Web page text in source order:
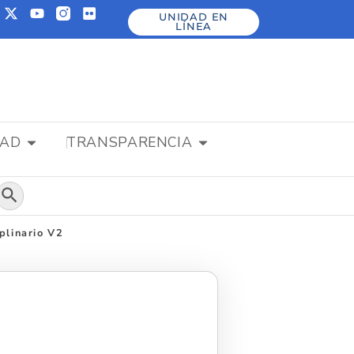
UNIDAD EN
LÍNEA
TRANSPARENCIA
de búsqueda
V2